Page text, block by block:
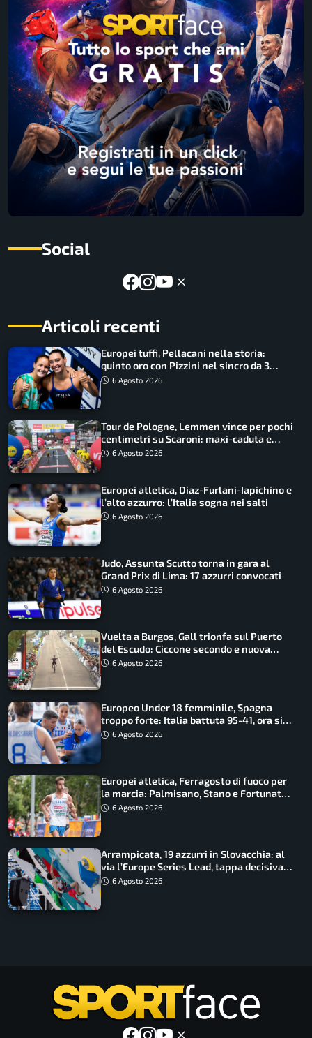
Social
Articoli recenti
Europei tuffi, Pellacani nella storia:
quinto oro con Pizzini nel sincro da 3
metri
6 Agosto 2026
Tour de Pologne, Lemmen vince per pochi
centimetri su Scaroni: maxi-caduta e
tappa accorciata
6 Agosto 2026
Europei atletica, Diaz-Furlani-Iapichino e
l’alto azzurro: l’Italia sogna nei salti
6 Agosto 2026
Judo, Assunta Scutto torna in gara al
Grand Prix di Lima: 17 azzurri convocati
6 Agosto 2026
Vuelta a Burgos, Gall trionfa sul Puerto
del Escudo: Ciccone secondo e nuova
maglia di leader
6 Agosto 2026
Europeo Under 18 femminile, Spagna
troppo forte: Italia battuta 95-41, ora si
gioca il Mondiale
6 Agosto 2026
Europei atletica, Ferragosto di fuoco per
la marcia: Palmisano, Stano e Fortunato
guidano l’Italia
6 Agosto 2026
Arrampicata, 19 azzurri in Slovacchia: al
via l’Europe Series Lead, tappa decisiva
per la Speed
6 Agosto 2026